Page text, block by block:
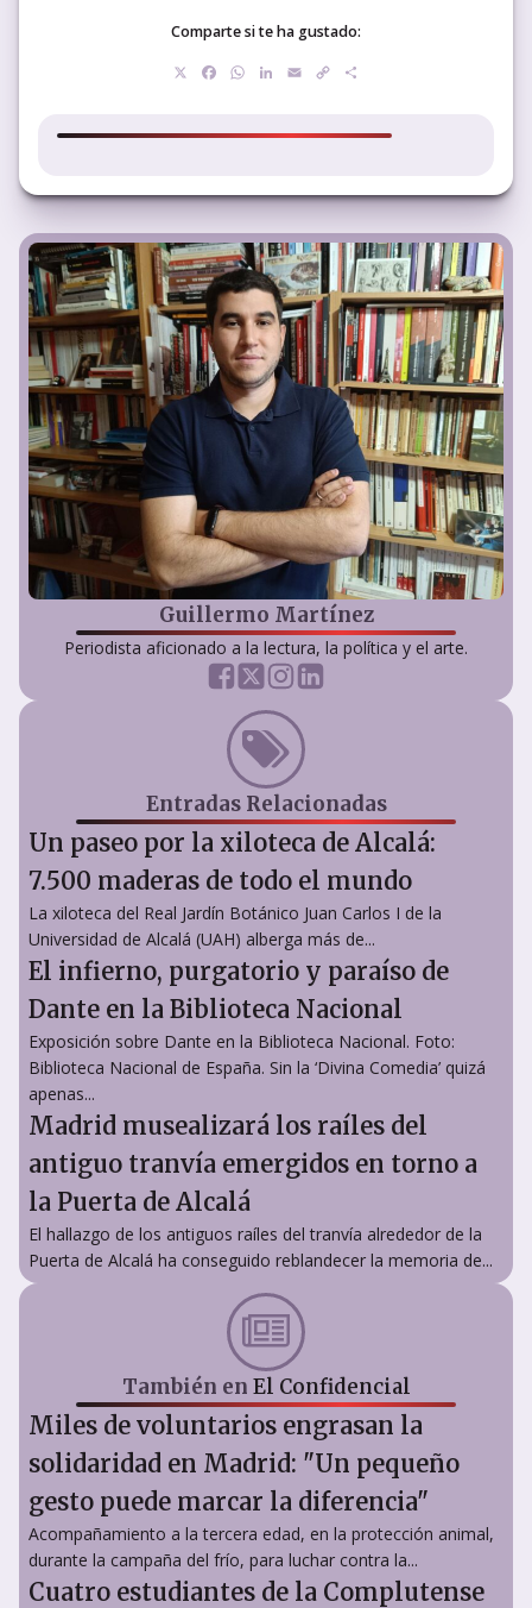
Comparte si te ha gustado:
Facebook
WhatsApp
LinkedIn
EmailCopy
Guillermo Martínez
Periodista aficionado a la lectura, la política y el arte.
Entradas Relacionadas
Un paseo por la xiloteca de Alcalá:
7.500 maderas de todo el mundo
La xiloteca del Real Jardín Botánico Juan Carlos I de la
Universidad de Alcalá (UAH) alberga más de...
El infierno, purgatorio y paraíso de
Dante en la Biblioteca Nacional
Exposición sobre Dante en la Biblioteca Nacional. Foto:
Biblioteca Nacional de España. Sin la ‘Divina Comedia’ quizá
apenas...
Madrid musealizará los raíles del
antiguo tranvía emergidos en torno a
la Puerta de Alcalá
El hallazgo de los antiguos raíles del tranvía alrededor de la
Puerta de Alcalá ha conseguido reblandecer la memoria de...
También en El Confidencial
Miles de voluntarios engrasan la
solidaridad en Madrid: "Un pequeño
gesto puede marcar la diferencia"
Acompañamiento a la tercera edad, en la protección animal,
durante la campaña del frío, para luchar contra la...
Cuatro estudiantes de la Complutense